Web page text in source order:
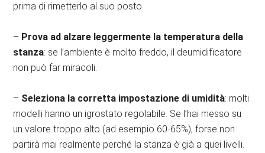
prima di rimetterlo al suo posto.
– Prova ad alzare leggermente la temperatura della
stanza: se l’ambiente è molto freddo, il deumidificatore
non può far miracoli.
– Seleziona la corretta impostazione di umidità: molti
modelli hanno un igrostato regolabile. Se l’hai messo su
un valore troppo alto (ad esempio 60-65%), forse non
partirà mai realmente perché la stanza è già a quei livelli.